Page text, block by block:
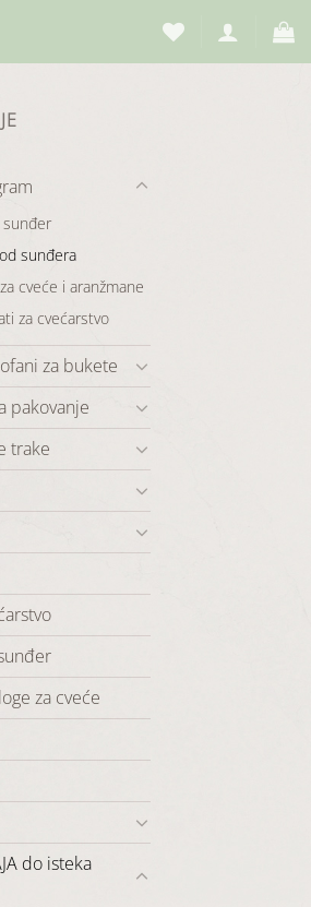
sunđer
sunđera
cveće i aranžmane
za cvećarstvo
za bukete
pakovanje
trake
za cveće
do isteka